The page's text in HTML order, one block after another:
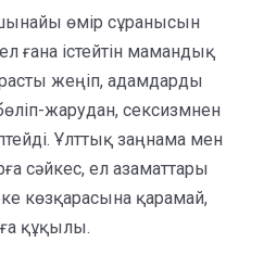
өмір сұранысын
ғана істейтін мамандық
жеңіп, адамдарды
жарудан, сексизмнен
Ұлттық заңнама мен
сәйкес, ел азаматтары
көзқарасына қарамай,
құқылы.